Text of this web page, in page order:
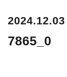
2024.12.03
7865_0